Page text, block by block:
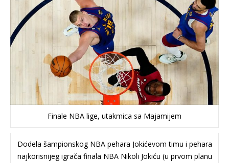
Finale NBA lige, utakmica sa Majamijem
Dodela šampionskog NBA pehara Jokićevom timu i pehara
najkorisnijeg igrača finala NBA Nikoli Jokiću (u prvom planu